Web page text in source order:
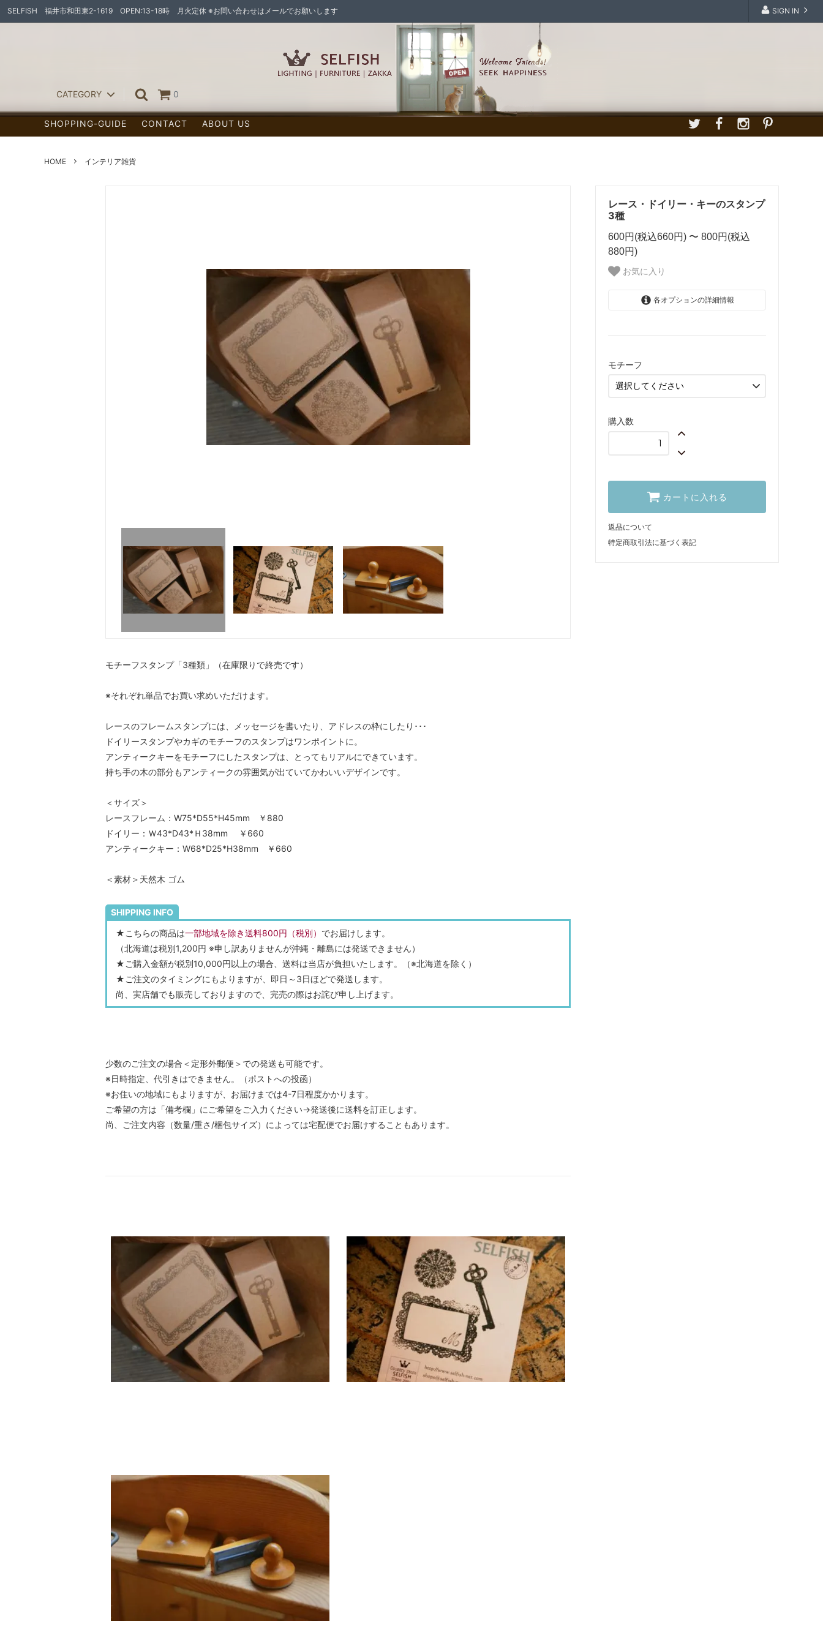
SIGN IN
SELFISH 福井市和田東2-1619 OPEN:13-18時 月火定休 ※お問い合わせはメールでお願いします
0
CATEGORY
ペンダントライト ランプシェード各種 シャンデリア
スポット/シーリング
天然木の家具 インテリア雑貨
SHOPPING-GUIDE CONTACT ABOUT US
HOME インテリア雑貨
レース・ドイリー・キーのスタンプ
3種
600円(税込660円) 〜 800円(税込
880円)
お気に入り
各オプションの詳細情報
モチーフ
購入数
カートに入れる
返品について
特定商取引法に基づく表記
モチーフスタンプ「3種類」（在庫限りで終売です）
※それぞれ単品でお買い求めいただけます。
レースのフレームスタンプには、メッセージを書いたり、アドレスの枠にしたり･･･
ドイリースタンプやカギのモチーフのスタンプはワンポイントに。
アンティークキーをモチーフにしたスタンプは、とってもリアルにできています。
持ち手の木の部分もアンティークの雰囲気が出ていてかわいいデザインです。
＜サイズ＞
レースフレーム：W75*D55*H45mm ￥880
ドイリー：Ｗ43*D43*Ｈ38mm ￥660
アンティークキー：W68*D25*H38mm ￥660
＜素材＞天然木 ゴム
SHIPPING INFO
★こちらの商品は一部地域を除き送料800円（税別） でお届けします。
（北海道は税別1,200円 ※申し訳ありませんが沖縄・離島には発送できません）
★ご購入金額が税別10,000円以上の場合、送料は当店が負担いたします。（※北海道を除く）
★ご注文のタイミングにもよりますが、即日～3日ほどで発送します。
尚、実店舗でも販売しておりますので、完売の際はお詫び申し上げます。
少数のご注文の場合＜定形外郵便＞での発送も可能です。
※日時指定、代引きはできません。（ポストへの投函）
※お住いの地域にもよりますが、お届けまでは4-7日程度かかります。
ご希望の方は「備考欄」にご希望をご入力ください→発送後に送料を訂正します。
尚、ご注文内容（数量/重さ/梱包サイズ）によっては宅配便でお届けすることもあります。